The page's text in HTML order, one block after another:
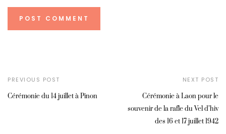
PREVIOUS POST
Cérémonie du 14 juillet à Pinon
NEXT POST
Cérémonie à Laon pour le
souvenir de la rafle du Vel d’hiv
des 16 et 17 juillet 1942